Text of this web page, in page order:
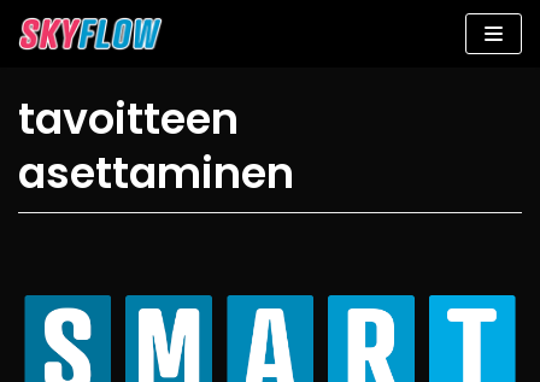
Siirry
suoraan
tavoitteen
asettaminen